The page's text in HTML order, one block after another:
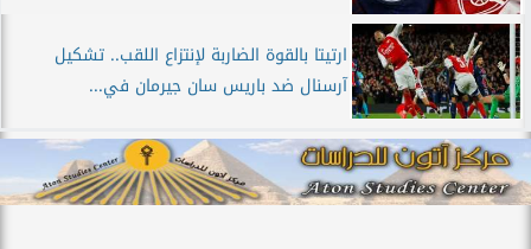
ارتيتا بالقوة الضاربة لإنتزاع اللقب.. تشكيل
آرسنال ضد باريس سان جيرمان في...